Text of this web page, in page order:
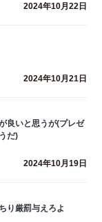
2024年10月22日
2024年10月21日
良いと思うが(プレゼ
だ)
2024年10月19日
り厳罰与えろよ